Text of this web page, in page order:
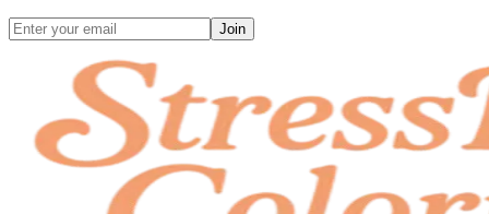
Join